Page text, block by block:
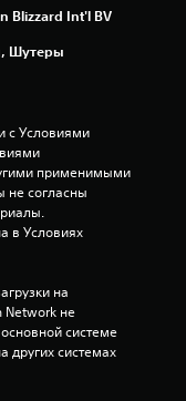
Blizzard Int'l BV
Шутеры
с Условиями
применимыми
не согласны
в Условиях
на
Network не
системе
других системах